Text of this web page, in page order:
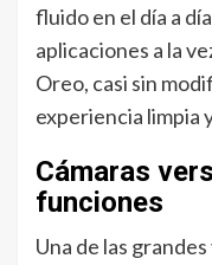
fluido en el día a
aplicaciones a la
Oreo, casi sin
experiencia limpia
Cámaras
funciones
Una de las